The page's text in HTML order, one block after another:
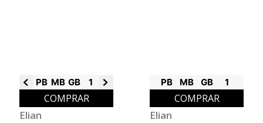
PB MB GB 1 2
COMPRAR
Elian
PB MB GB 1
COMPRAR
Elian